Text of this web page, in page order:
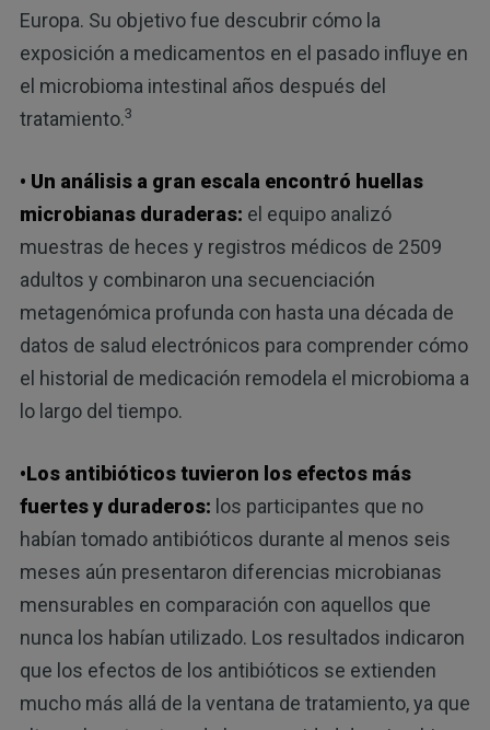
Europa. Su objetivo fue descubrir cómo la
exposición a medicamentos en el pasado influye en
el microbioma intestinal años después del
tratamiento.3
• Un análisis a gran escala encontró huellas
microbianas duraderas: el equipo analizó
muestras de heces y registros médicos de 2509
adultos y combinaron una secuenciación
metagenómica profunda con hasta una década de
datos de salud electrónicos para comprender cómo
el historial de medicación remodela el microbioma a
lo largo del tiempo.
•Los antibióticos tuvieron los efectos más
fuertes y duraderos: los participantes que no
habían tomado antibióticos durante al menos seis
meses aún presentaron diferencias microbianas
mensurables en comparación con aquellos que
nunca los habían utilizado. Los resultados indicaron
que los efectos de los antibióticos se extienden
mucho más allá de la ventana de tratamiento, ya que